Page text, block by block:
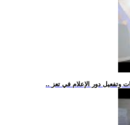
وتفعيل دور الإعلام في تعز